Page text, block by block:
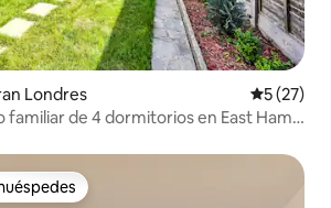
Londres
5 (27)
familiar de 4 dormitorios en East Ham |
preferido